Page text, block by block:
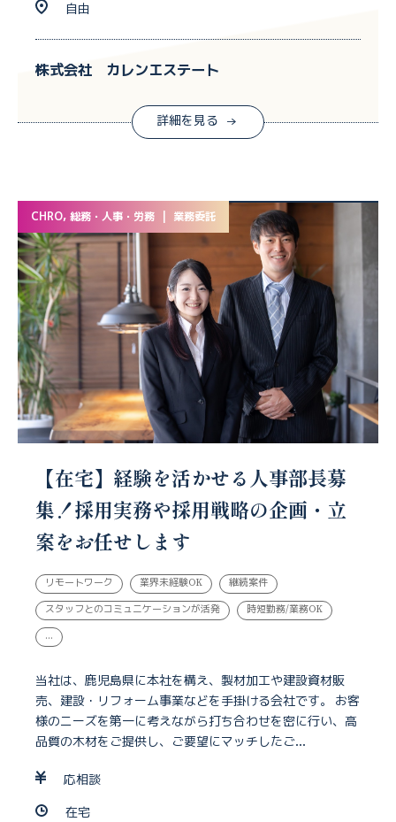
自由
株式会社 カレンエステート
詳細を見る
CHRO, 総務・人事・労務 | 業務委託
【在宅】経験を活かせる人事部長募
集！採用実務や採用戦略の企画・立
案をお任せします
リモートワーク 業界未経験OK 継続案件
スタッフとのコミュニケーションが活発 時短勤務/業務OK
...
当社は、鹿児島県に本社を構え、製材加工や建設資材販
売、建設・リフォーム事業などを手掛ける会社です。 お客
様のニーズを第一に考えながら打ち合わせを密に行い、高
品質の木材をご提供し、ご要望にマッチしたご...
応相談
在宅